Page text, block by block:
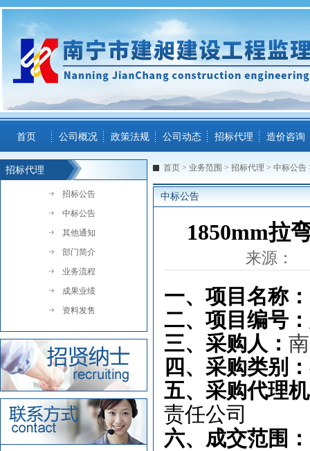
首页 公司概况 政策法规 公司动态 招标代理 造价咨询
招标代理
招标公告
中标公告
其他通知
部门简介
业务流程
成果业绩
资料发售
首页 > 业务范围 > 招标代理 > 中标公告
中标公告
1850mm拉
来源：
一、项目名称：
二、项目编号：
三、采购人：
四、 采购类别：
五、采购代理
责任公司
六、成交范围：